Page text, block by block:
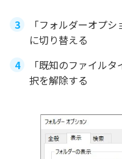
「フォルダーオプ
に切り替える
「既知のファイル
択を解除する